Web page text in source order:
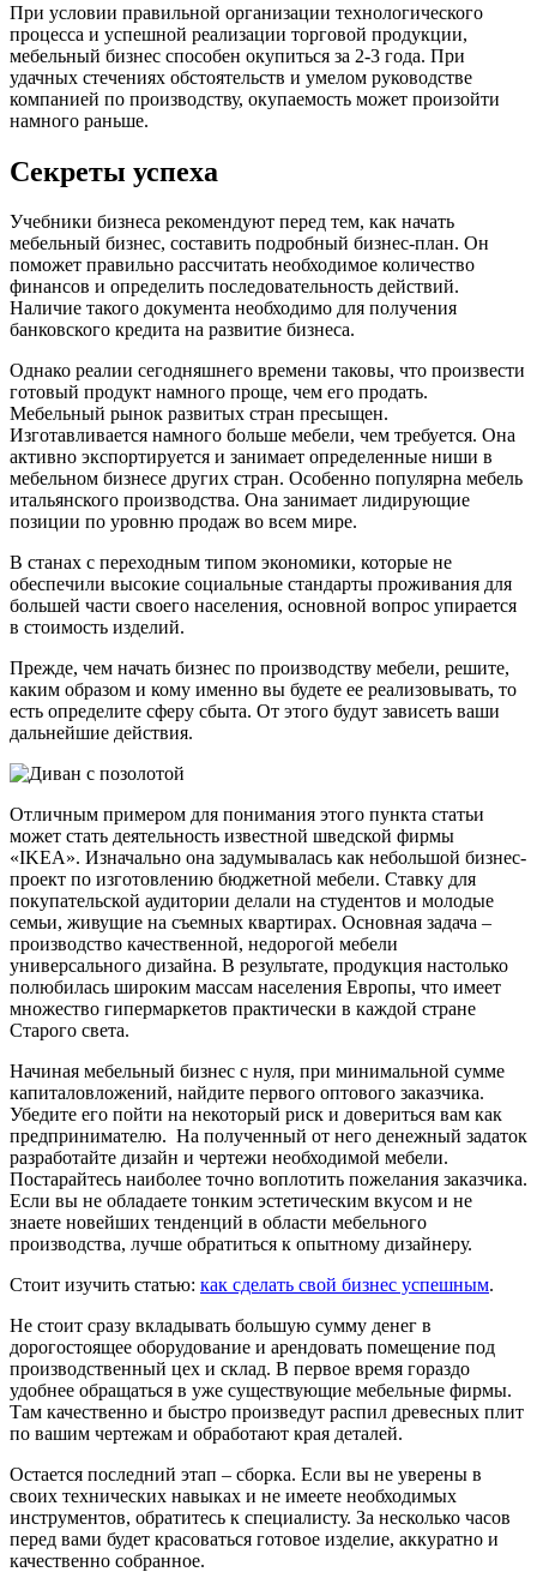
При условии правильной организации технологического
процесса и успешной реализации торговой продукции,
мебельный бизнес способен окупиться за 2-3 года. При
удачных стечениях обстоятельств и умелом руководстве
компанией по производству, окупаемость может произойти
намного раньше.
Секреты успеха
Учебники бизнеса рекомендуют перед тем, как начать
мебельный бизнес, составить подробный бизнес-план. Он
поможет правильно рассчитать необходимое количество
финансов и определить последовательность действий.
Наличие такого документа необходимо для получения
банковского кредита на развитие бизнеса.
Однако реалии сегодняшнего времени таковы, что произвести
готовый продукт намного проще, чем его продать.
Мебельный рынок развитых стран пресыщен.
Изготавливается намного больше мебели, чем требуется. Она
активно экспортируется и занимает определенные ниши в
мебельном бизнесе других стран. Особенно популярна мебель
итальянского производства. Она занимает лидирующие
позиции по уровню продаж во всем мире.
В станах с переходным типом экономики, которые не
обеспечили высокие социальные стандарты проживания для
большей части своего населения, основной вопрос упирается
в стоимость изделий.
Прежде, чем начать бизнес по производству мебели, решите,
каким образом и кому именно вы будете ее реализовывать, то
есть определите сферу сбыта. От этого будут зависеть ваши
дальнейшие действия.
Отличным примером для понимания этого пункта статьи
может стать деятельность известной шведской фирмы
«IKEA». Изначально она задумывалась как небольшой бизнес-
проект по изготовлению бюджетной мебели. Ставку для
покупательской аудитории делали на студентов и молодые
семьи, живущие на съемных квартирах. Основная задача –
производство качественной, недорогой мебели
универсального дизайна. В результате, продукция настолько
полюбилась широким массам населения Европы, что имеет
множество гипермаркетов практически в каждой стране
Старого света.
Начиная мебельный бизнес с нуля, при минимальной сумме
капиталовложений, найдите первого оптового заказчика.
Убедите его пойти на некоторый риск и довериться вам как
предпринимателю. На полученный от него денежный задаток
разработайте дизайн и чертежи необходимой мебели.
Постарайтесь наиболее точно воплотить пожелания заказчика.
Если вы не обладаете тонким эстетическим вкусом и не
знаете новейших тенденций в области мебельного
производства, лучше обратиться к опытному дизайнеру.
Стоит изучить статью: как сделать свой бизнес успешным.
Не стоит сразу вкладывать большую сумму денег в
дорогостоящее оборудование и арендовать помещение под
производственный цех и склад. В первое время гораздо
удобнее обращаться в уже существующие мебельные фирмы.
Там качественно и быстро произведут распил древесных плит
по вашим чертежам и обработают края деталей.
Остается последний этап – сборка. Если вы не уверены в
своих технических навыках и не имеете необходимых
инструментов, обратитесь к специалисту. За несколько часов
перед вами будет красоваться готовое изделие, аккуратно и
качественно собранное.